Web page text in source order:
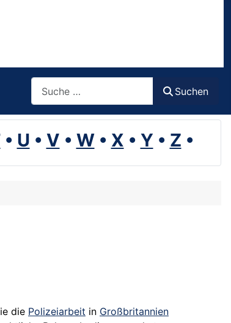
Suchen
• U • V • W• X • Y • Z •
die Polizeiarbeit in Großbritannien